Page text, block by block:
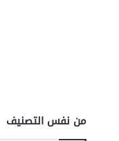
من نفس التصنيف